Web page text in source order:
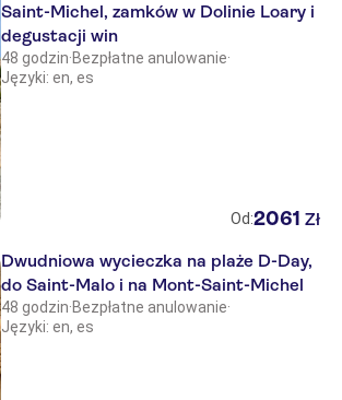
Saint-Michel, zamków w Dolinie Loary i
degustacji win
48 godzin·Bezpłatne anulowanie·
Języki: en, es
Od:2061 Zł
Dwudniowa wycieczka na plaże D-Day,
do Saint-Malo i na Mont-Saint-Michel
48 godzin·Bezpłatne anulowanie·
Języki: en, es